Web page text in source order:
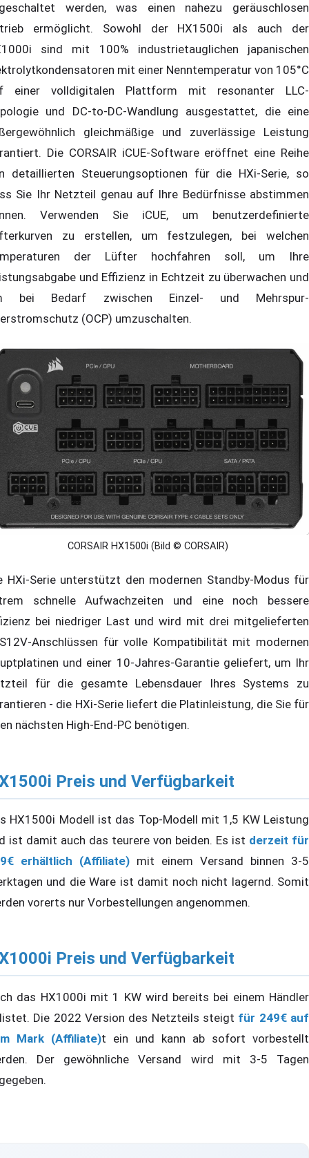
werden, was einen nahezu geräuschlosen
ermöglicht. Sowohl der HX1500i als auch der
sind mit 100% industrietauglichen japanischen
mit einer Nenntemperatur von 105°C
einer volldigitalen Plattform mit resonanter LLC-
und DC-to-DC-Wandlung ausgestattet, die eine
gleichmäßige und zuverlässige Leistung
Die CORSAIR iCUE-Software eröffnet eine Reihe
detaillierten Steuerungsoptionen für die HXi-Serie, so
Sie Ihr Netzteil genau auf Ihre Bedürfnisse abstimmen
Verwenden Sie iCUE, um benutzerdefinierte
zu erstellen, um festzulegen, bei welchen
der Lüfter hochfahren soll, um Ihre
und Effizienz in Echtzeit zu überwachen und
bei Bedarf zwischen Einzel- und Mehrspur-
(OCP) umzuschalten.
CORSAIR HX1500i (Bild © CORSAIR)
HXi-Serie unterstützt den modernen Standby-Modus für
schnelle Aufwachzeiten und eine noch bessere
bei niedriger Last und wird mit drei mitgelieferten
Anschlüssen für volle Kompatibilität mit modernen
und einer 10-Jahres-Garantie geliefert, um Ihr
für die gesamte Lebensdauer Ihres Systems zu
- die HXi-Serie liefert die Platinleistung, die Sie für
nächsten High-End-PC benötigen.
Preis und Verfügbarkeit
HX1500i Modell ist das Top-Modell mit 1,5 KW Leistung
ist damit auch das teurere von beiden. Es ist derzeit für
erhältlich (Affiliate) mit einem Versand binnen 3-5
und die Ware ist damit noch nicht lagernd. Somit
vorerts nur Vorbestellungen angenommen.
Preis und Verfügbarkeit
das HX1000i mit 1 KW wird bereits bei einem Händler
Die 2022 Version des Netzteils steigt für 249€ auf
Mark (Affiliate)t ein und kann ab sofort vorbestellt
Der gewöhnliche Versand wird mit 3-5 Tagen